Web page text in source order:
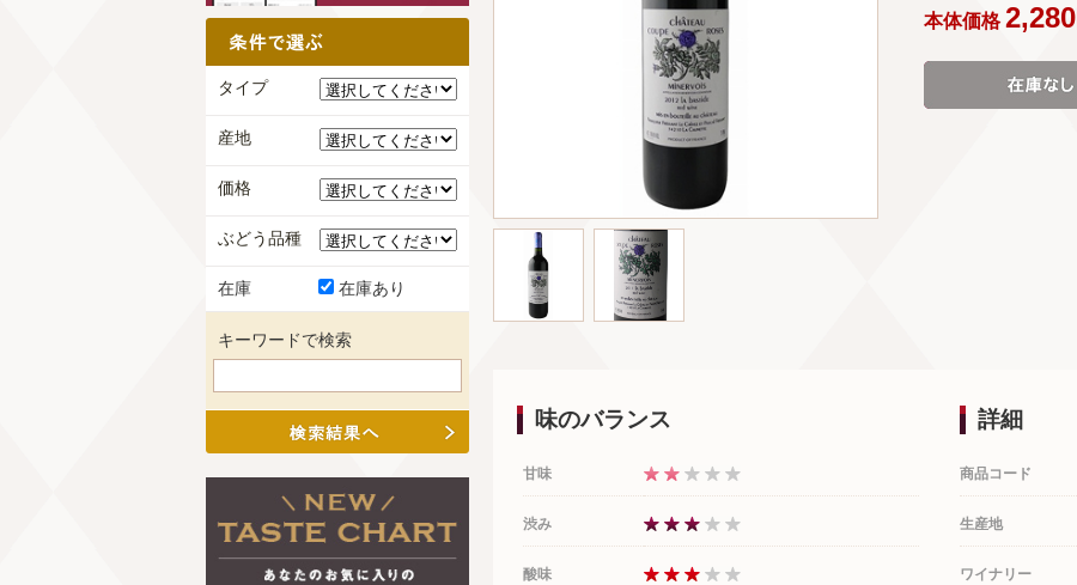
本体価格2,280
詳細
商品コード
生産地
ワイナリー
味のバランス
甘味
渋み
酸味
タイプ
産地
価格
ぶどう品種
在庫 在庫あり
キーワードで検索